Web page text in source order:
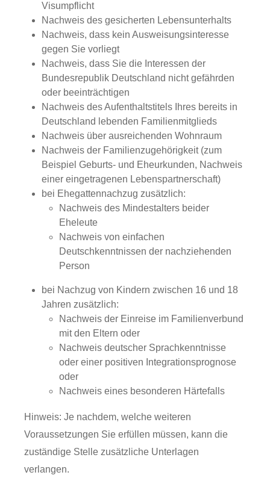
Visumpflicht
Nachweis des gesicherten Lebensunterhalts
Nachweis, dass kein Ausweisungsinteresse
gegen Sie vorliegt
Nachweis, dass Sie die Interessen der
Bundesrepublik Deutschland nicht gefährden
oder beeinträchtigen
Nachweis des Aufenthaltstitels Ihres bereits in
Deutschland lebenden Familienmitglieds
Nachweis über ausreichenden Wohnraum
Nachweis der Familienzugehörigkeit (zum
Beispiel Geburts- und Eheurkunden, Nachweis
einer eingetragenen Lebenspartnerschaft)
bei Ehegattennachzug zusätzlich:
Nachweis des Mindestalters beider
Eheleute
Nachweis von einfachen
Deutschkenntnissen der nachziehenden
Person
bei Nachzug von Kindern zwischen 16 und 18
Jahren zusätzlich:
Nachweis der Einreise im Familienverbund
mit den Eltern oder
Nachweis deutscher Sprachkenntnisse
oder einer positiven Integrationsprognose
oder
Nachweis eines besonderen Härtefalls
Hinweis: Je nachdem, welche weiteren
Voraussetzungen Sie erfüllen müssen, kann die
zuständige Stelle zusätzliche Unterlagen
verlangen.